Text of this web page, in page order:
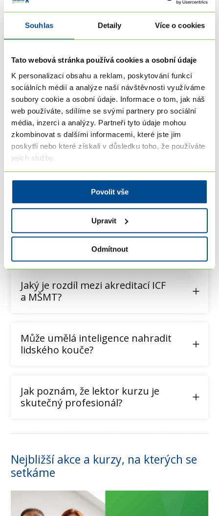
Souhlas Detaily Více o cookies
Tato webová stránka používá cookies a osobní údaje
K personalizaci obsahu a reklam, poskytování funkcí
sociálních médií a analýze naší návštěvnosti využíváme
soubory cookie a osobní údaje. Informace o tom, jak náš
web používáte, sdílíme se svými partnery pro sociální
média, inzerci a analýzy. Partneři tyto údaje mohou
zkombinovat s dalšími informacemi, které jste jim
poskytli nebo které získali v důsledku toho, že používáte
jejich služby.
Povolit vše
Upravit
Odmítnout
Zkuste náš interaktivní test:
Mám předpoklady stát se profi
koučem?
Zabere jen 2 minuty.
Změří vaši„koučovací DNA“.
Vyhodnocení vychází z reálných standardů
mezinárodní federace ICF).
Spustit test
Často kladené otázky o kurzech
koučování (FAQ)
Jaký je rozdíl mezi akreditací ICF
a MŠMT?
Může umělá inteligence nahradit
lidského kouče?
Jak poznám, že lektor kurzu je
skutečný profesionál?
Nejbližší akce a kurzy, na kterých se
setkáme